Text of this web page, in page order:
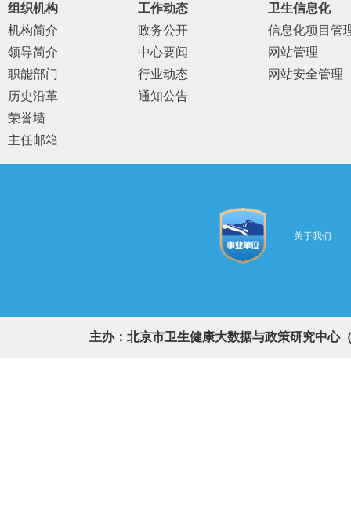
组织机构
机构简介
领导简介
职能部门
历史沿革
荣誉墙
主任邮箱
工作动态
政务公开
中心要闻
行业动态
通知公告
卫生信息化
信息化项目管
网站管理
网站安全管理
关于我们
主办：北京市卫生健康大数据与政策研究中心